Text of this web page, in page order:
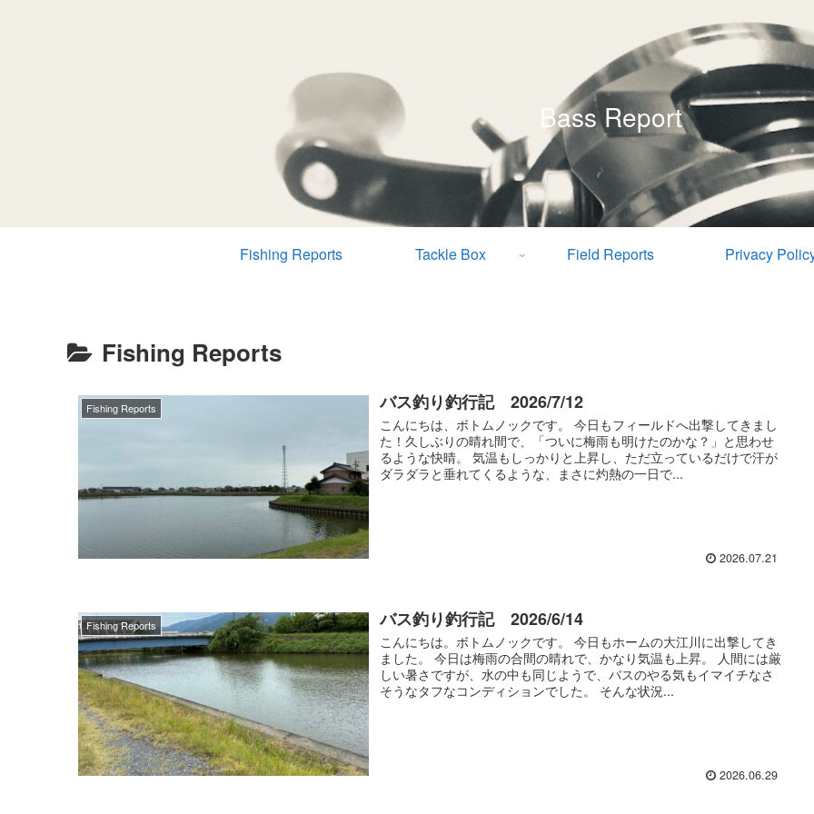
Bass Report
Fishing Reports Tackle Box Field Reports Privacy
Fishing Reports
Fishing Reports バス釣り釣行記 2026/7/12
こんにちは、ボトムノックです。 今日もフィールドへ出撃してきまし
た！久しぶりの晴れ間で、「ついに梅雨も明けたのかな？」と思わせ
るような快晴。 気温もしっかりと上昇し、ただ立っているだけで汗が
ダラダラと垂れてくるような、まさに灼熱の一日で...
2026.07.21
Fishing Reports バス釣り釣行記 2026/6/14
こんにちは。ボトムノックです。 今日もホームの大江川に出撃してき
ました。 今日は梅雨の合間の晴れで、かなり気温も上昇。 人間には厳
しい暑さですが、水の中も同じようで、バスのやる気もイマイチなさ
そうなタフなコンディションでした。 そんな状況...
2026.06.29